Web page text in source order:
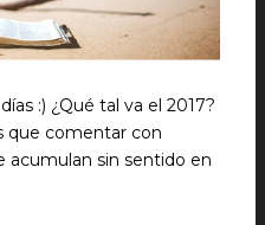
:) ¿Qué tal va el 2017?
que comentar con
acumulan sin sentido en